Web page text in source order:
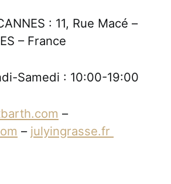
: 11, Rue Macé –
– France
Samedi : 10:00-19:00
–
– julyingrasse.fr